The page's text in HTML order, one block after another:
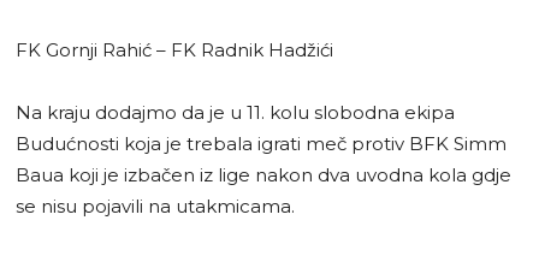
FK Gornji Rahić – FK Radnik Hadžići
Na kraju dodajmo da je u 11. kolu slobodna ekipa
Budućnosti koja je trebala igrati meč protiv BFK Simm
Baua koji je izbačen iz lige nakon dva uvodna kola gdje
se nisu pojavili na utakmicama.